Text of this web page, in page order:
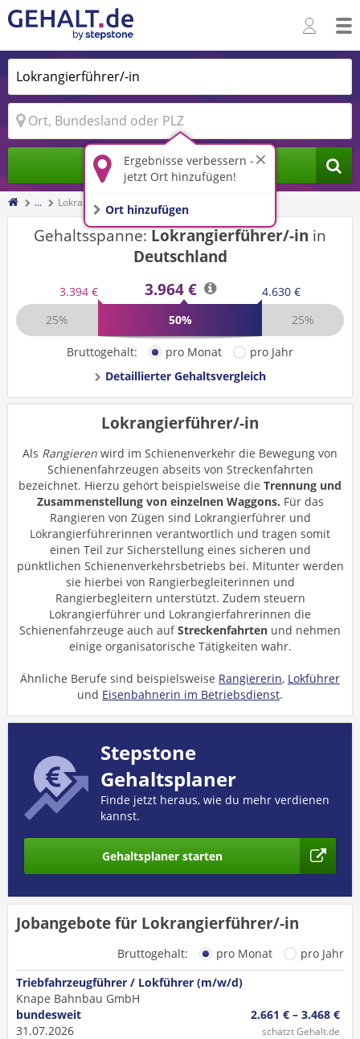
Ergebnisse verbessern -
jetzt Ort hinzufügen!
Ort hinzufügen
Jobs finden
... Lokrangierführer/-in
Gehaltsspanne:Lokrangierführer/-in in
Deutschland
3.394 € 3.964 €
4.630 €
25%
50% 25%
Bruttogehalt: pro Monat
pro Jahr
Detaillierter Gehaltsvergleich
Lokrangierführer/-in
Als Rangieren wird im Schienenverkehr die Bewegung von
Schienenfahrzeugen abseits von Streckenfahrten
bezeichnet. Hierzu gehört beispielsweise die Trennung und
Zusammenstellung von einzelnen Waggons. Für das
Rangieren von Zügen sind Lokrangierführer und
Lokrangierführerinnen verantwortlich und tragen somit
einen Teil zur Sicherstellung eines sicheren und
pünktlichen Schienenverkehrsbetriebs bei. Mitunter werden
sie hierbei von Rangierbegleiterinnen und
Rangierbegleitern unterstützt. Zudem steuern
Lokrangierführer und Lokrangierfahrerinnen die
Schienenfahrzeuge auch aufStreckenfahrten und nehmen
einige organisatorische Tätigkeiten wahr.
Ähnliche Berufe sind beispielsweise Rangiererin, Lokführer
und Eisenbahnerin im Betriebsdienst.
Stepstone
Gehaltsplaner
Finde jetzt heraus, wie du mehr verdienen
kannst.
Gehaltsplaner starten
Jobangebote für Lokrangierführer/-in
Bruttogehalt: pro Monat
pro Jahr
Triebfahrzeugführer / Lokführer (m/w/d)
Knape Bahnbau GmbH
bundesweit
31.07.2026
2.661 € – 3.468 €
schätzt Gehalt.de